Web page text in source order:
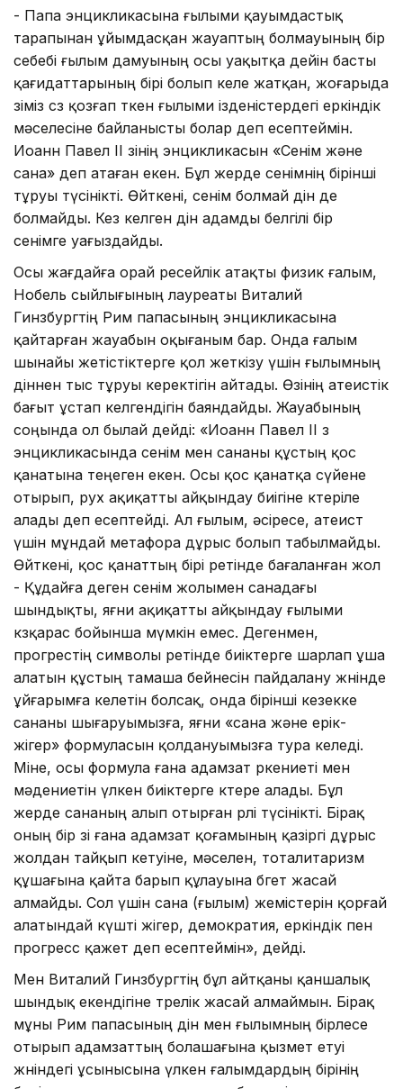
- Папа энцикликасына ғылыми қа­уымдастық
тарапынан ұйымдасқан жауаптың болмауының бір
себебі ғылым дамуының осы уақытқа дейін басты
қағидаттарының бірі болып келе жатқан, жоғарыда
өзіміз сөз қозғап өткен ғылыми ізденістердегі еркіндік
мәселесіне байланысты болар деп есептеймін.
Иоанн Павел ІІ өзінің энцикликасын «Сенім және
сана» деп атаған екен. Бұл жерде сенімнің бірінші
тұруы түсінікті. Өйткені, сенім болмай дін де
болмайды. Кез келген дін адамды белгілі бір
сенімге уағыздайды.
Осы жағдайға орай ресейлік атақты физик ғалым,
Нобель сыйлығының лауреаты Виталий
Гинзбургтің Рим папасының энцикликасына
қайтарған жауабын оқығаным бар. Онда ғалым
шынайы жетістіктерге қол жеткізу үшін ғылымның
діннен тыс тұруы керектігін айтады. Өзінің атеистік
бағыт ұстап келгендігін баяндайды. Жауабының
соңында ол былай дейді: «Иоанн Павел ІІ өз
энцикликасында сенім мен сананы құстың қос
қанатына теңеген екен. Осы қос қанатқа сүйене
отырып, рух ақиқатты айқындау биігіне көтеріле
алады деп есептейді. Ал ғылым, әсіресе, атеист
үшін мұндай метафора дұрыс болып табылмайды.
Өйткені, қос қанаттың бірі ретінде бағаланған жол
- Құдайға деген сенім жолымен санадағы
шындықты, яғни ақиқатты айқындау ғылыми
көзқарас бойынша мүмкін емес. Дегенмен,
прогрестің символы ретінде биіктерге шарлап ұша
алатын құстың тамаша бейнесін пайдалану жөнінде
ұйғарымға келетін болсақ, онда бірінші кезекке
сананы шығаруымызға, яғни «сана және ерік-
жігер» формуласын қолдануымызға тура келеді.
Міне, осы формула ғана адамзат өркениеті мен
мәдениетін үлкен биіктерге көтере алады. Бұл
жерде сананың алып отырған рөлі түсінікті. Бірақ
оның бір өзі ғана адамзат қоғамының қазіргі дұрыс
жолдан тайқып кетуіне, мәселен, тоталитаризм
құшағына қайта барып құлауына бөгет жасай
алмайды. Сол үшін сана (ғылым) жемістерін қорғай
алатындай күшті жігер, демократия, еркіндік пен
прогресс қажет деп есептеймін», дейді.
Мен Виталий Гинзбургтің бұл айт­қаны қаншалық
шындық екендігіне төрелік жасай алмаймын. Бірақ
мұны Рим папасының дін мен ғылымның бірлесе
отырып адамзаттың бола­ша­ғына қызмет етуі
жөніндегі ұсыны­сына үлкен ғалымдардың бірінің